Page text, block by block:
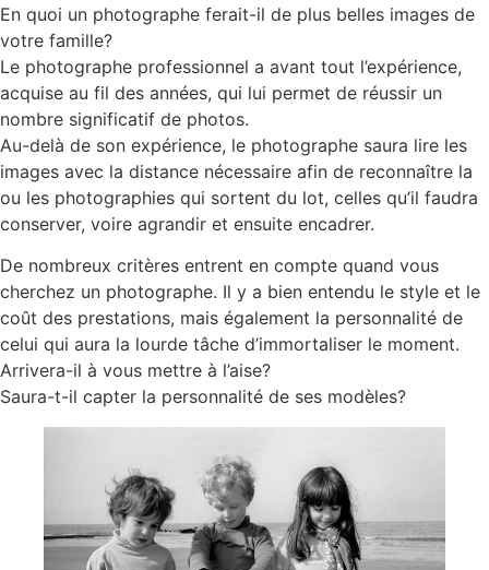
En quoi un photographe ferait-il de plus belles images de
votre famille?
Le photographe professionnel a avant tout l’expérience,
acquise au fil des années, qui lui permet de réussir un
nombre significatif de photos.
Au-delà de son expérience, le photographe saura lire les
images avec la distance nécessaire afin de reconnaître la
ou les photographies qui sortent du lot, celles qu’il faudra
conserver, voire agrandir et ensuite encadrer.
De nombreux critères entrent en compte quand vous
cherchez un photographe. Il y a bien entendu le style et le
coût des prestations, mais également la personnalité de
celui qui aura la lourde tâche d’immortaliser le moment.
Arrivera-il à vous mettre à l’aise?
Saura-t-il capter la personnalité de ses modèles?